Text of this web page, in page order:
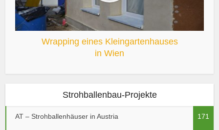
Wrapping eines Kleingartenhauses
in Wien
Strohballenbau-Projekte
AT – Strohballenhäuser in Austria 171